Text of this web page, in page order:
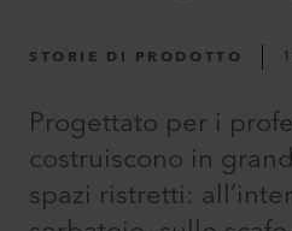
STORIE DI PRODOTTO
Progettato per i
costruiscono in
spazi ristretti: